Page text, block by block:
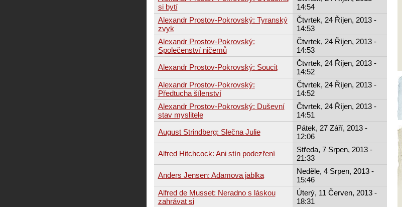
si bytí
14:54
Alexandr Prostov-Pokrovský: Tyranský
zvyk
Čtvrtek, 24 Říjen, 2013 -
14:53
Alexandr Prostov-Pokrovský:
Společenství ničemů
Čtvrtek, 24 Říjen, 2013 -
14:53
Alexandr Prostov-Pokrovský: Soucit
Čtvrtek, 24 Říjen, 2013 -
14:52
Alexandr Prostov-Pokrovský:
Předtucha šílenství
Čtvrtek, 24 Říjen, 2013 -
14:52
Alexandr Prostov-Pokrovský: Duševní
stav myslitele
Čtvrtek, 24 Říjen, 2013 -
14:51
August Strindberg: Slečna Julie
Pátek, 27 Září, 2013 -
12:06
Alfred Hitchcock: Ani stín podezření
Středa, 7 Srpen, 2013 -
21:33
Anders Jensen: Adamova jablka
Neděle, 4 Srpen, 2013 -
15:46
Alfred de Musset: Neradno s láskou
zahrávat si
Úterý, 11 Červen, 2013 -
18:31